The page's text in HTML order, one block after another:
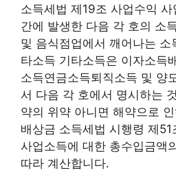
소득세법 제19조 사업수익
간에 발생한 다음 각 호의 소
및 음식점업에서 깨어나는 소
타소득 기타소득은 이자소득
소득연금소득퇴직소득 및 양
서 다음 각 호에서 명시하는
약의 위약 아니면 해약으로
배상금 소득세법 시행령 제
사업소득에 대한 총수입금액
따라 계산합니다.